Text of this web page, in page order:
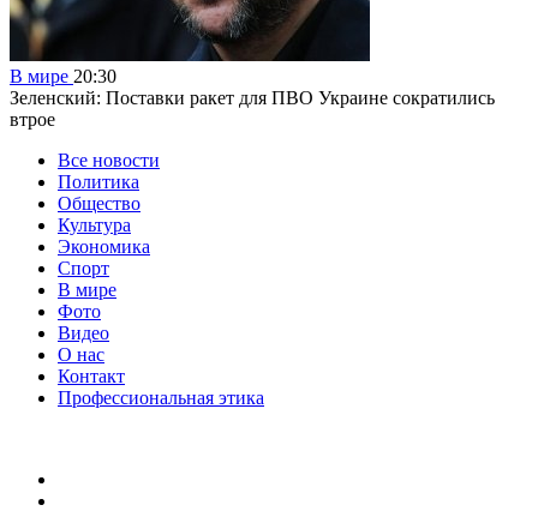
В мире 20:30
Зеленский: Поставки ракет для ПВО Украине сократились
втрое
Все новости
Политика
Общество
Культура
Экономика
Спорт
В мире
Фото
Видео
О нас
Контакт
Профессиональная этика